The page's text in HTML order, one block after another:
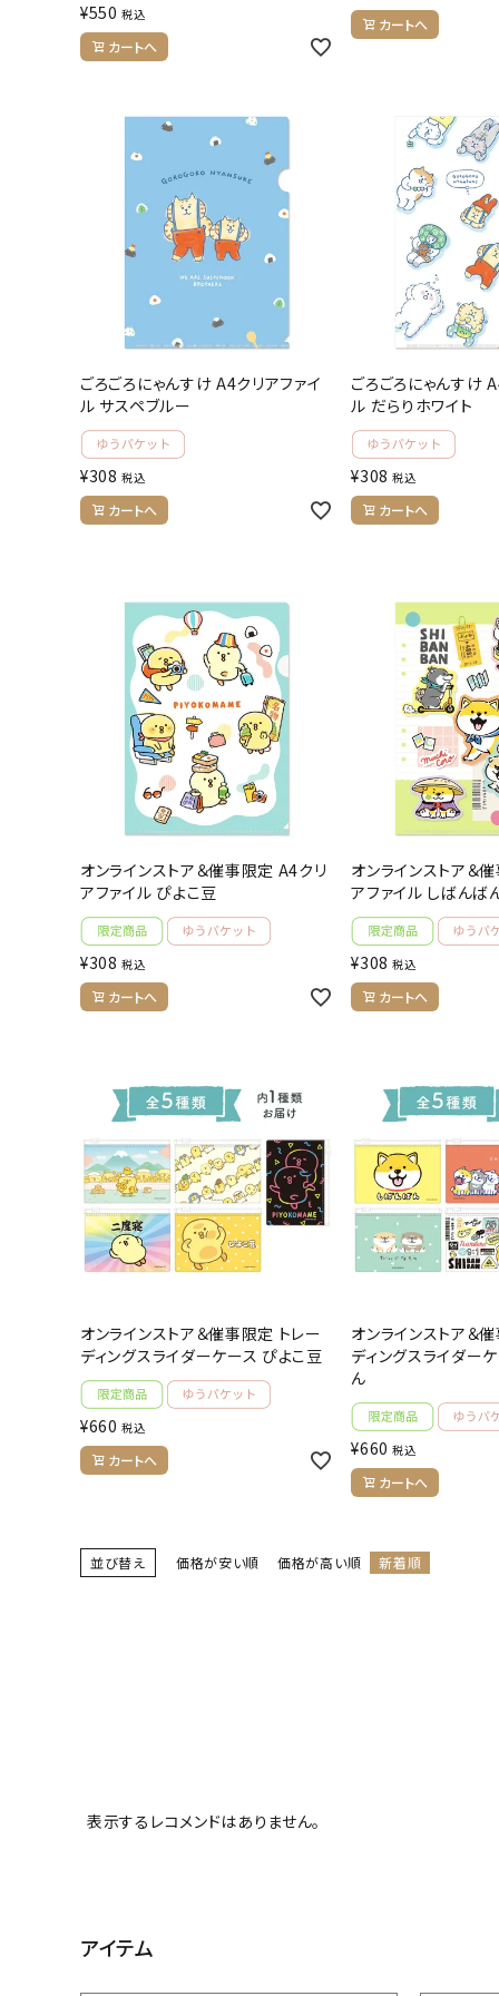
お問い合わせ
person 会員登録
公式
¥550 税込
カートへ
カートへ
ごろごろにゃんすけ A4クリアファイ
ル サスペブルー
¥308 税込
カートへ
ごろごろにゃんすけ
ル だらりホワイト
¥308 税込
カートへ
オンラインストア＆催事限定 A4クリ
アファイル ぴよこ豆
¥308 税込
カートへ
オンラインストア＆
アファイル しばんば
¥308 税込
カートへ
オンラインストア＆催事限定 トレー
ディングスライダーケース ぴよこ豆
¥660 税込
カートへ
オンラインストア＆
ディングスライダー
ん
¥660 税込
カートへ
並び替え 価格が安い順 価格が高い順 新着順
表示するレコメンドはありません。
アイテム